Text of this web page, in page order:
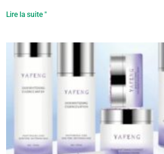
Lire la suite "